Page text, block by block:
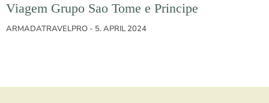
Viagem Grupo Sao Tome e Principe
ARMADATRAVELPRO 5. APRIL 2024